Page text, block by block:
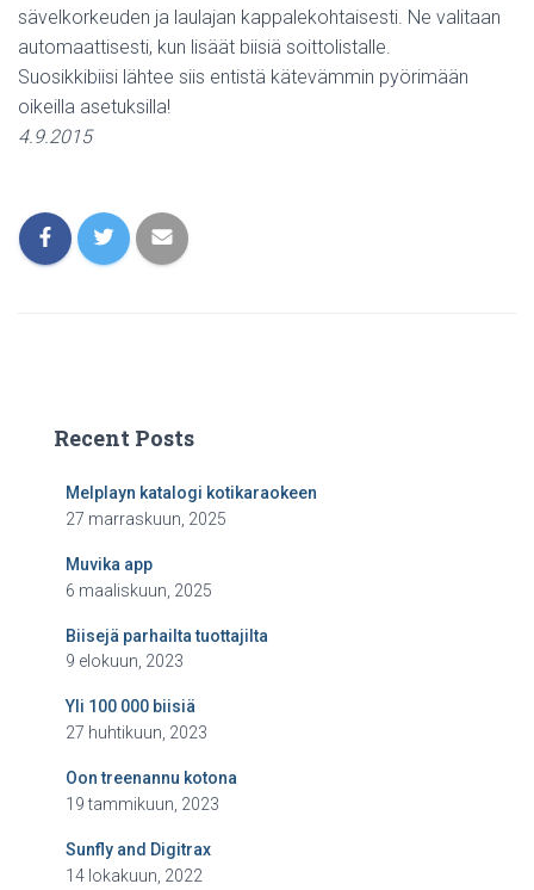
sävelkorkeuden ja laulajan kappalekohtaisesti. Ne valitaan
automaattisesti, kun lisäät biisiä soittolistalle.
Suosikkibiisi lähtee siis entistä kätevämmin pyörimään
oikeilla asetuksilla!
4.9.2015
Recent Posts
Melplayn katalogi kotikaraokeen
27 marraskuun, 2025
Muvika app
6 maaliskuun, 2025
Biisejä parhailta tuottajilta
9 elokuun, 2023
Yli 100 000 biisiä
27 huhtikuun, 2023
Oon treenannu kotona
19 tammikuun, 2023
Sunfly and Digitrax
14 lokakuun, 2022